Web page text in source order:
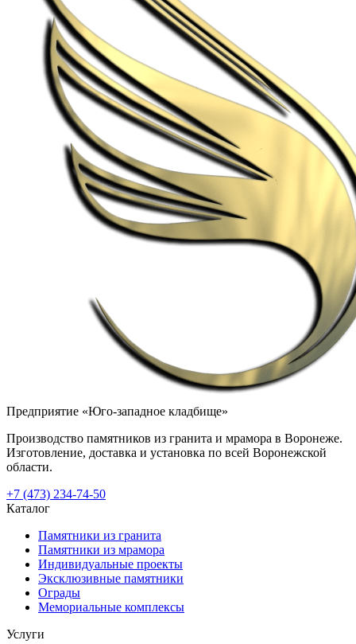
Предприятие «Юго-западное кладбище»
Производство памятников из гранита и мрамора в Воронеже.
Изготовление, доставка и установка по всей Воронежской
области.
+7 (473) 234-74-50
Каталог
Памятники из гранита
Памятники из мрамора
Индивидуальные проекты
Эксклюзивные памятники
Ограды
Мемориальные комплексы
Услуги